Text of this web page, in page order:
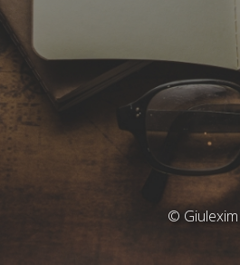
© Giulexim